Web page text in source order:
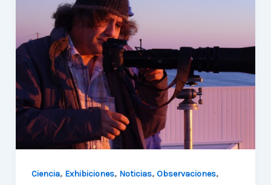
Ciencia, Exhibiciones, Noticias, Observaciones,